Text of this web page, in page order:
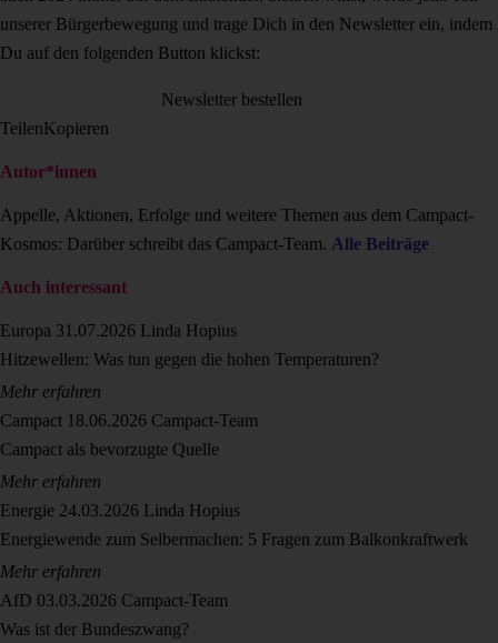
unserer Bürgerbewegung und trage Dich in den Newsletter ein, indem
Du auf den folgenden Button klickst:
Newsletter bestellen
TeilenKopieren
Autor*innen
Appelle, Aktionen, Erfolge und weitere Themen aus dem Campact-
Kosmos: Darüber schreibt das Campact-Team. Alle Beiträge
Auch interessant
Europa 31.07.2026 Linda Hopius
Hitzewellen: Was tun gegen die hohen Temperaturen?
Mehr erfahren
Campact 18.06.2026 Campact-Team
Campact als bevorzugte Quelle
Mehr erfahren
Energie 24.03.2026 Linda Hopius
Energiewende zum Selbermachen: 5 Fragen zum Balkonkraftwerk
Mehr erfahren
AfD 03.03.2026 Campact-Team
Was ist der Bundeszwang?